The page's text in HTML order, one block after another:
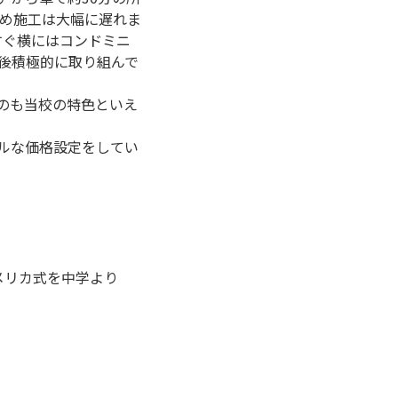
施工は大幅に遅れま
横にはコンドミニ
積極的に取り組んで
も当校の特色といえ
な価格設定をしてい
カ式を中学より